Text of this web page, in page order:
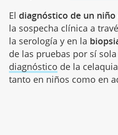
El diagnóstico de un niño
la sospecha clínica a
la serología y en la
de las pruebas por sí sola
diagnóstico de la
tanto en niños como en